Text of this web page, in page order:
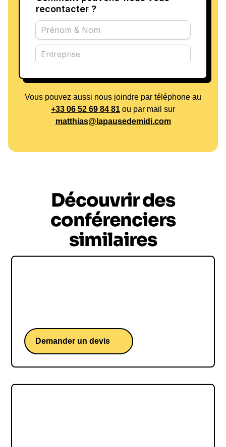
Vous pouvez aussi nous joindre par téléphone au
+33 06 52 69 84 81 ou par mail sur
matthias@lapausedemidi.com
Découvrir des
conférenciers
similaires
Demander un devis